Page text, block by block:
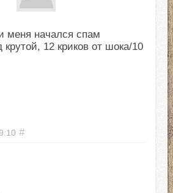
меня начался спам
12 криков от шока/10
#